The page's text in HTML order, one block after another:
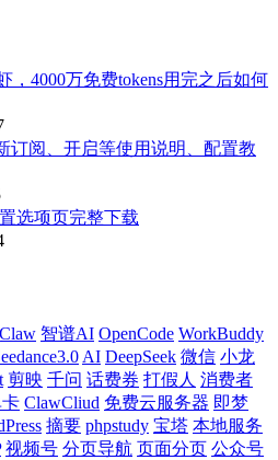
，4000万免费tokens用完之后如何
订阅、开启等使用说明、配置教
选项页完整下载
智谱AI OpenCode WorkBuddy
AI DeepSeek 微信 小龙
剪映 千问 话费券 打假人 消费者
ClawCliud 免费云服务器 即梦
摘要 phpstudy 宝塔 本地服务
视频号 分页导航 页面分页 公众号